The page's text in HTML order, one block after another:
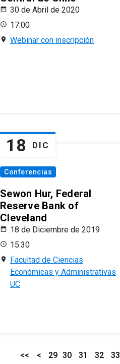
30 de Abril de 2020
17:00
Webinar con inscripción
18 DIC
Conferencias
Sewon Hur, Federal
Reserve Bank of
Cleveland
18 de Diciembre de 2019
15:30
Facultad de Ciencias
Económicas y Administrativas
UC
<< < 29 30 31 32 33